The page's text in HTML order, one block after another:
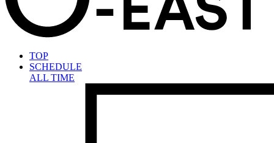
TOP
SCHEDULE
ALL TIME